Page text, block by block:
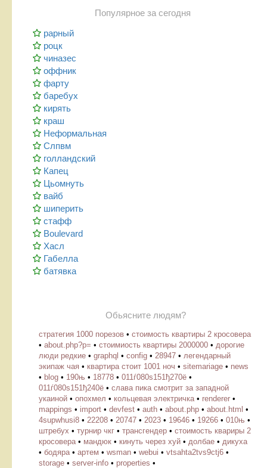
Популярное за сегодня
рарный
роцк
чиназес
оффник
фарту
баребух
кирять
краш
Неформальная
Слпвм
голландский
Капец
Цьомнуть
вайб
шиперить
стафф
Boulevard
Хасл
Габелла
батявка
Обьясните людям?
стратегия 1000 порезов • стоимость квартиры 2 кросовера
• about.php?p= • стоимиость квартиры 2000000 • дорогие
люди редкие • graphql • config • 28947 • легендарный
экипаж чая • квартира стоит 1001 ноч • sitemariage • news
• blog • 190њ • 18778 • 011ѓ080ѕ151ђ270ё •
011ѓ080ѕ151ђ240ё • слава пика смотрит за западной
укаиной • опохмел • кольцевая электричка • renderer •
mappings • import • devfest • auth • about.php • about.html •
4supwhusi8 • 22208 • 20747 • 2023 • 19646 • 19266 • 010њ •
штребух • турнир чкг • трансгендер • стоимость квариры 2
кросовера • мандюк • кинуть через хуй • долбае • дикуха
• бодяра • артем • wsman • webui • vtsahta2tvs9ctj6 •
storage • server-info • properties •